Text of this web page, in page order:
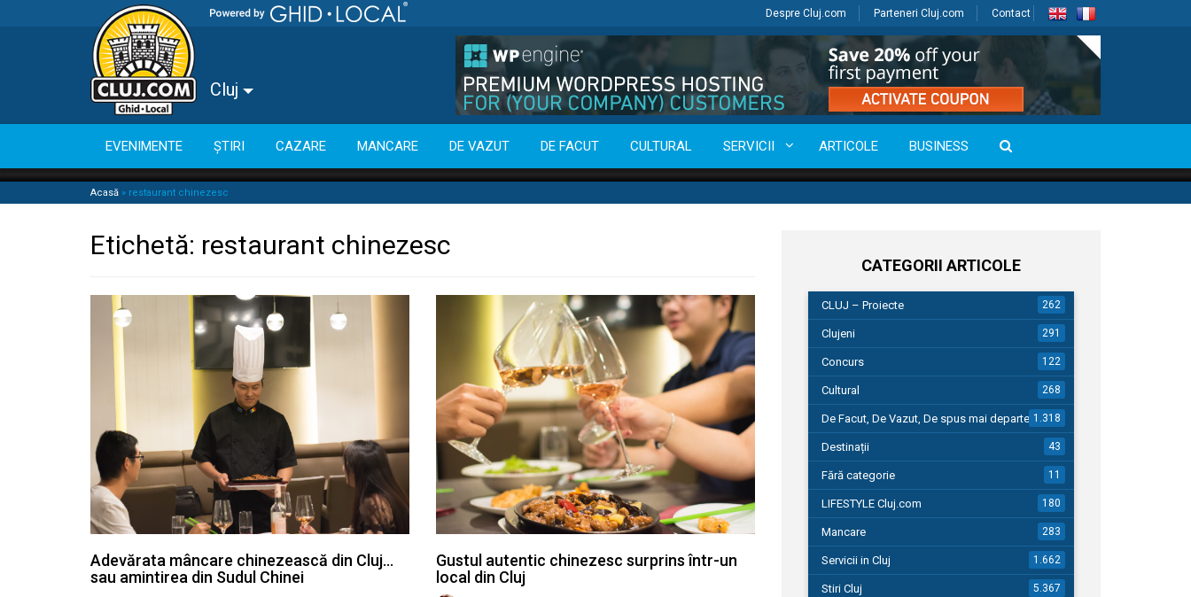
Despre Cluj.com Parteneri Cluj.com Contact
Cluj
EVENIMENTE ȘTIRI CAZARE MANCARE DE VAZUT DE FACUT CULTURAL SERVICII ARTICOLE BUSINESS
Acasă » restaurant chinezesc
Etichetă: restaurant chinezesc
Adevărata mâncare chinezească din Cluj…
sau amintirea din Sudul Chinei
Gustul autentic chinezesc surprins într-un
local din Cluj
CATEGORII ARTICOLE
CLUJ – Proiecte 262
Clujeni 291
Concurs 122
Cultural 268
De Facut, De Vazut, De spus mai departe…1.318
Destinații 43
Fără categorie 11
LIFESTYLE Cluj.com 180
Mancare 283
Servicii in Cluj 1.662
Stiri Cluj 5.367